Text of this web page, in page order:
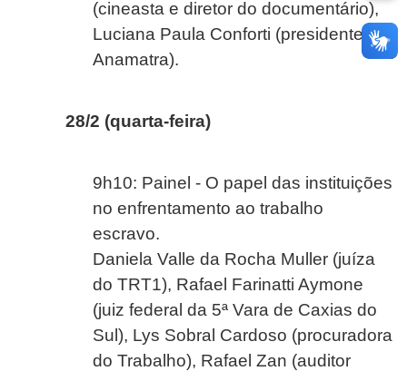
(cineasta e diretor do documentário),
Luciana Paula Conforti (presidente da
Anamatra).
28/2 (quarta-feira)
9h10: Painel - O papel das instituições
no enfrentamento ao trabalho
escravo.
Daniela Valle da Rocha Muller (juíza
do TRT1), Rafael Farinatti Aymone
(juiz federal da 5ª Vara de Caxias do
Sul), Lys Sobral Cardoso (procuradora
do Trabalho), Rafael Zan (auditor